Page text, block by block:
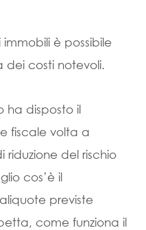
è possibile
costi notevoli.
ha disposto il
fiscale volta a
riduzione del rischio
cos’è il
previste
come funziona il